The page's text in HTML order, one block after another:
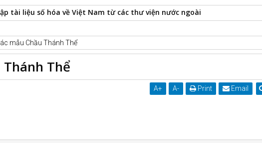
tài liệu số hóa về Việt Nam từ các thư viện nước ngoài
mẫu Chầu Thánh Thể
Thánh Thể
A+ A- Print Email